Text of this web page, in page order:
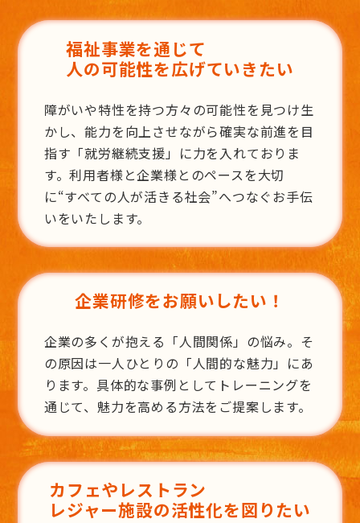
福祉事業を通じて
人の可能性を広げていきたい
障がいや特性を持つ方々の可能性を見つけ生
かし、能力を向上させながら確実な前進を目
指す「就労継続支援」に力を入れておりま
す。利用者様と企業様とのペースを大切
に“すべての人が活きる社会”へつなぐお手伝
いをいたします。
企業研修をお願いしたい！
企業の多くが抱える「人間関係」の悩み。そ
の原因は一人ひとりの「人間的な魅力」にあ
ります。具体的な事例としてトレーニングを
通じて、魅力を高める方法をご提案します。
カフェやレストラン
レジャー施設の活性化を図りたい